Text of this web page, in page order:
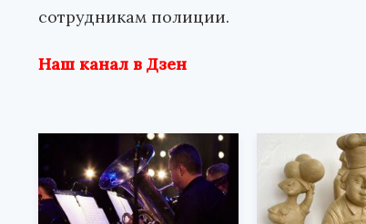
сотрудникам полиции.
Наш канал в Дзен